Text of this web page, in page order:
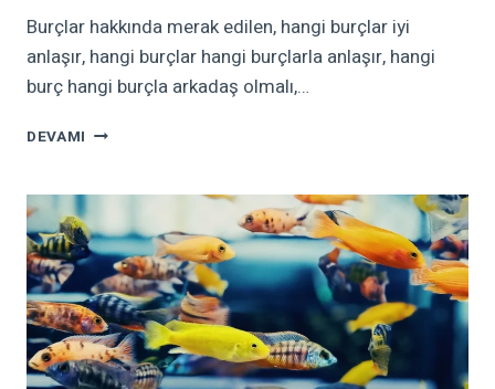
Burçlar hakkında merak edilen, hangi burçlar iyi
anlaşır, hangi burçlar hangi burçlarla anlaşır, hangi
burç hangi burçla arkadaş olmalı,…
DEVAMI HANGI
BURÇLA
DOSTTUR?
HANGI
BURÇLAR
İYI
ANLAŞIR?